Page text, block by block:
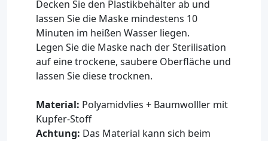
Decken Sie den Plastikbehälter ab und
lassen Sie die Maske mindestens 10
Minuten im heißen Wasser liegen.
Legen Sie die Maske nach der Sterilisation
auf eine trockene, saubere Oberfläche und
lassen Sie diese trocknen.
Material: Polyamidvlies + Baumwolller mit
Kupfer-Stoff
Achtung: Das Material kann sich beim